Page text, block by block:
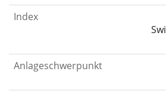
Index
Anlageschwerpunkt